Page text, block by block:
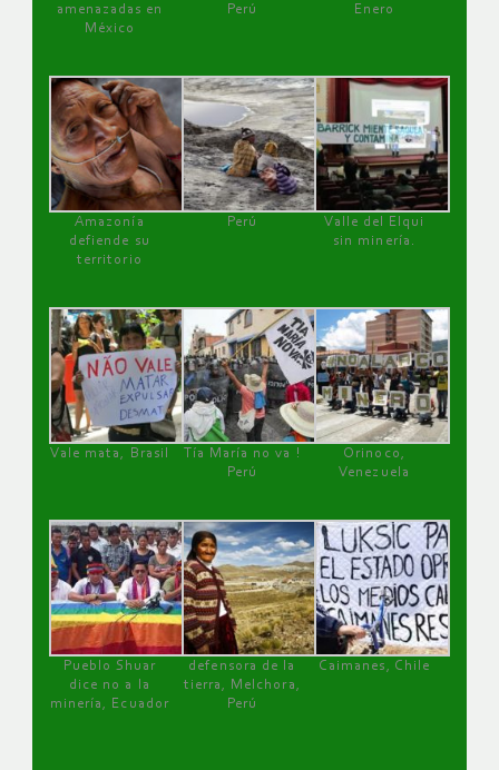
amenazadas en
México
Perú
Enero
Amazonía
defiende su
territorio
Perú
Valle del Elqui
sin minería.
Vale mata, Brasil
Tía María no va !
Perú
Orinoco,
Venezuela
Pueblo Shuar
dice no a la
minería, Ecuador
defensora de la
tierra, Melchora,
Perú
Caimanes, Chile